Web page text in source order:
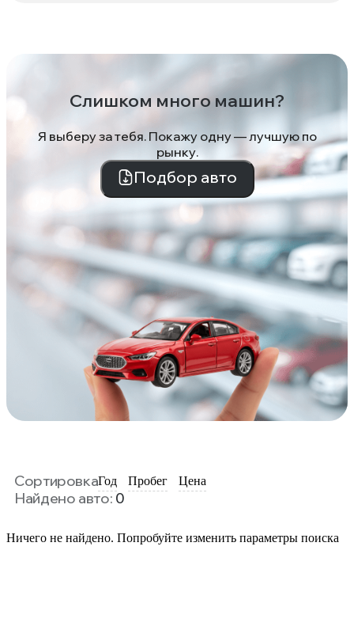
Слишком много машин?
Я выберу за тебя. Покажу одну — лучшую по
рынку.
Подбор авто
СортировкаГод Пробег Цена
Найдено авто: 0
Ничего не найдено. Попробуйте изменить параметры поиска